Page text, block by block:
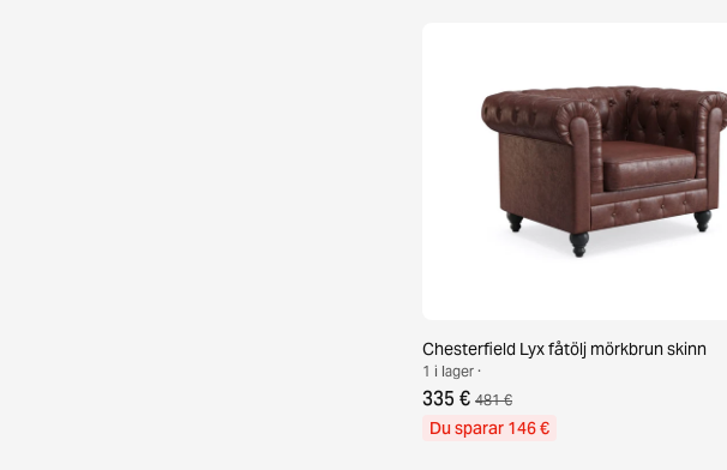
Chesterfield Lyx fåtölj mörkbrun skinn
1 i lager ·
335 € 481 €
Du sparar 146 €